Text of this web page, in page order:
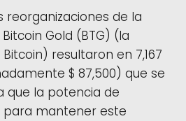
reorganizaciones de la
Gold (BTG) (la
resultaron en 7,167
$ 87,500) que se
que la potencia de
mantener este